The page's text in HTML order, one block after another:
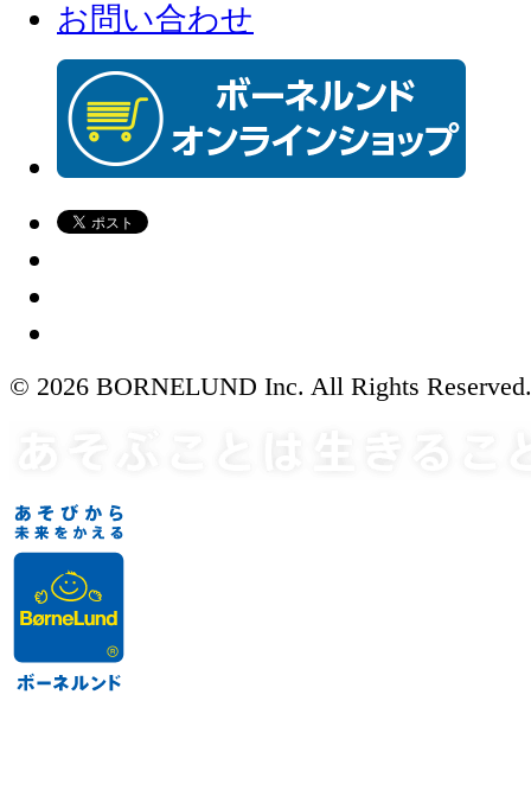
お問い合わせ
© 2026 BORNELUND Inc. All Rights Reserved.